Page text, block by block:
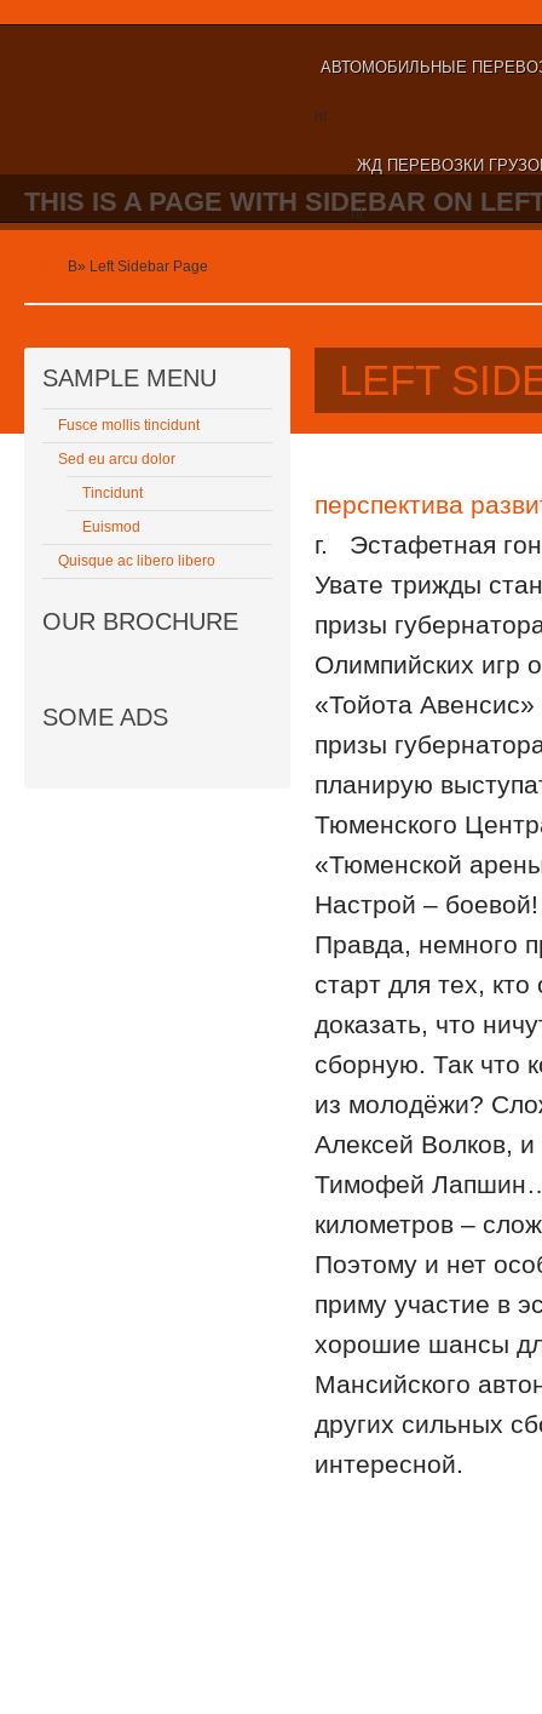
АВТОМОБИЛЬНЫЕ
nt
ЖД ПЕРЕВОЗКИ
nt
THIS IS A PAGE WITH SIDEBAR ON
В» Left Sidebar Page
SAMPLE MENU
Fusce mollis tincidunt
Sed eu arcu dolor
Tincidunt
Euismod
Quisque ac libero libero
OUR BROCHURE
SOME ADS
LEFT
перспектива
г. Эстафетная
Увате трижды
призы
Олимпийских игр
«Тойота
призы
планирую
Тюменского
«Тюменской
Настрой – боевой!
Правда, немного
старт для тех,
доказать, что
сборную. Так что
из молодёжи?
Алексей Волков,
Тимофей
километров –
Поэтому и нет
приму участие в
хорошие шансы
Мансийского
других сильных
интересной.